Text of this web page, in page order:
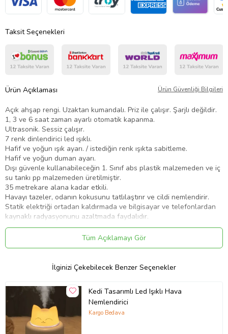
Taksit Seçenekleri
Ürün Açıklaması Ürün Güvenliği Bilgileri
Açık ahşap rengi. Uzaktan kumandalı. Priz ile çalışır. Şarjlı değildir.
1, 3 ve 6 saat zaman ayarlı otomatik kapanma.
Ultrasonik. Sessiz çalışır.
7 renk dinlendirici led ışıklı.
Hafif ve yoğun ışık ayarı. / istediğin renk ışıkta sabitleme.
Hafif ve yoğun duman ayarı.
Dışı güvenle kullanabileceğin 1. Sınıf abs plastik malzemeden ve iç
su tankı pp malzemeden üretilmiştir.
35 metrekare alana kadar etkili.
Havayı tazeler, odanın kokusunu tatlılaştırır ve cildi nemlendirir.
Statik elektriği ortadan kaldırmada ve bilgisayar ve telefonlardan
kaynaklı radyasyonunu azaltmada faydalıdır.
Aromaterapi yapmak, havayı nemlendirmek ve bakterileri
temizlemek için suya birkaç damla aromatik koku koyman yeterlidir.
Zarif tasarımı ve kullanım alanı ile yoga ve meditasyon
Ürün Kodu:kcm39972778
Tüm Açıklamayı Gör
İlginizi Çekebilecek Benzer Seçenekler
Kedi Tasarımlı Led Işıklı Hava
Nemlendirici
Kargo Bedava